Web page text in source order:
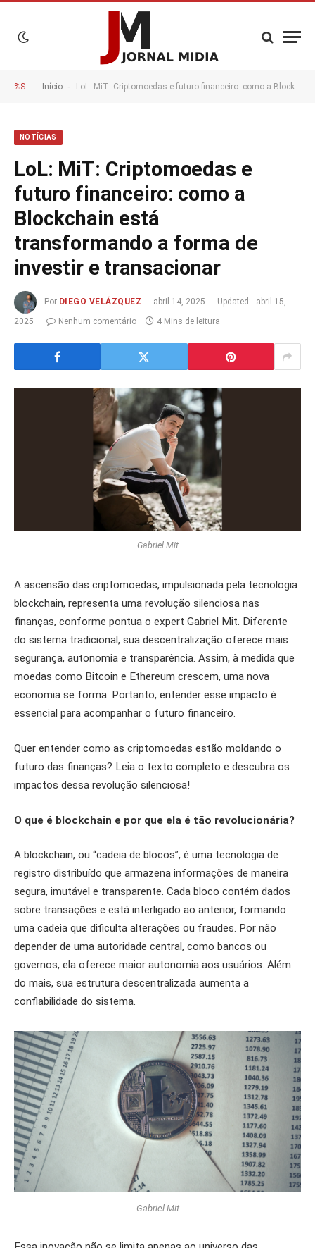
%S Início - LoL: MiT: Criptomoedas e futuro financeiro: como a Blockchain está transformando a forma de investir e transacionar
NOTÍCIAS
LoL: MiT: Criptomoedas e
futuro financeiro: como a
Blockchain está
transformando a forma de
investir e transacionar
Por DIEGO VELÁZQUEZ abril 14, 2025 Updated:
abril 15,
2025
Nenhum comentário 4 Mins de leitura
Gabriel Mit
A ascensão das criptomoedas, impulsionada pela tecnologia
blockchain, representa uma revolução silenciosa nas
finanças, conforme pontua o expert Gabriel Mit. Diferente
do sistema tradicional, sua descentralização oferece mais
segurança, autonomia e transparência. Assim, à medida que
moedas como Bitcoin e Ethereum crescem, uma nova
economia se forma. Portanto, entender esse impacto é
essencial para acompanhar o futuro financeiro.
Quer entender como as criptomoedas estão moldando o
futuro das finanças? Leia o texto completo e descubra os
impactos dessa revolução silenciosa!
O que é blockchain e por que ela é tão revolucionária?
A blockchain, ou “cadeia de blocos”, é uma tecnologia de
registro distribuído que armazena informações de maneira
segura, imutável e transparente. Cada bloco contém dados
sobre transações e está interligado ao anterior, formando
uma cadeia que dificulta alterações ou fraudes. Por não
depender de uma autoridade central, como bancos ou
governos, ela oferece maior autonomia aos usuários. Além
do mais, sua estrutura descentralizada aumenta a
confiabilidade do sistema.
Gabriel Mit